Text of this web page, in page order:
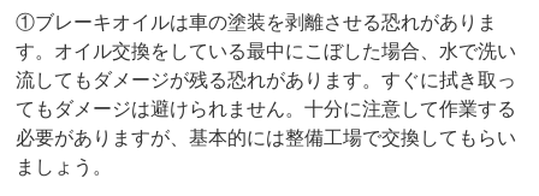
①ブレーキオイルは車の塗装を剥離させる恐れがありま
す。オイル交換をしている最中にこぼした場合、水で洗い
流してもダメージが残る恐れがあります。すぐに拭き取っ
てもダメージは避けられません。十分に注意して作業する
必要がありますが、基本的には整備工場で交換してもらい
ましょう。